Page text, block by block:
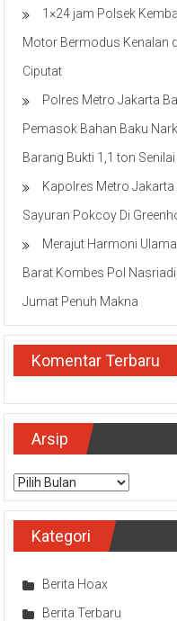
1×24 jam Polsek
Motor Bermodus Kenalan
Ciputat
Polres Metro Jakarta
Pemasok Bahan Baku
Barang Bukti 1,1 ton
Kapolres Metro Jakarta
Sayuran Pokcoy Di
Merajut Harmoni
Barat Kombes Pol
Jumat Penuh Makna
Komentar Terbaru
Arsip
Arsip
Kategori
Berita Hoax
Berita Terbaru